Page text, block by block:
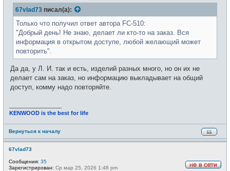
б
е
е
67vlad73 писал(а):
Только что получил ответ автора FC-510:
"Добрый день! Не знаю, делает ли кто-то на заказ. Вся
информация в открытом доступе, любой желающий может
повторить".
Да да, у Л. И. так и есть, изделий разных много, но он их не
делает сам на заказ, но информацию выкладывает на общий
доступ, комму надо повторяйте.
KENWOOD is the best for life
Вернуться к началу
67vlad73
Сообщения: 35
Зарегистрирован: Ср мар 25, 2026 1:48 pm